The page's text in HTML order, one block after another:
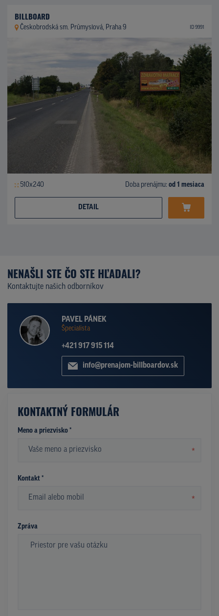
BILLBOARD
Českobrodská sm. Průmyslová, Praha 9 ID 9991
510x240 Doba prenájmu: od 1 mesiaca
DETAIL
NENAŠLI STE ČO STE HĽADALI?
Kontaktujte našich odborníkov
PAVEL PÁNEK
Špecialista
+421 917 915 114
info@prenajom-billboardov.sk
KONTAKTNÝ FORMULÁR
Meno a priezvisko *
*
Kontakt *
*
Zpráva